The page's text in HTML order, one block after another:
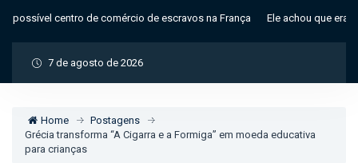
centro de comércio de escravos na França Ele achou que era um
7 de agosto de 2026
Home
Postagens
Grécia transforma “A Cigarra e a Formiga” em moeda educativa
para crianças